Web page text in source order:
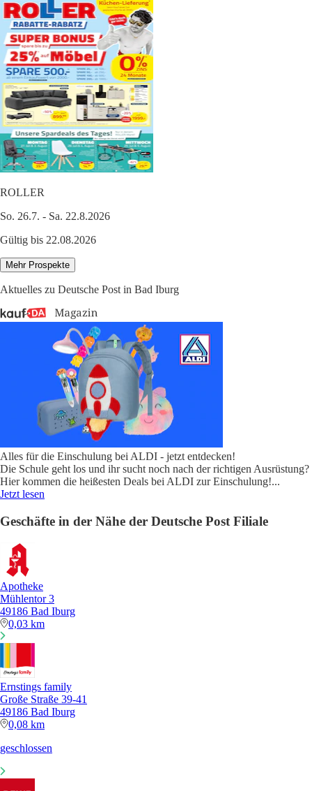
ROLLER
So. 26.7. - Sa. 22.8.2026
Gültig bis 22.08.2026
Mehr Prospekte
Aktuelles zu Deutsche Post in Bad Iburg
Alles für die Einschulung bei ALDI - jetzt entdecken!
Die Schule geht los und ihr sucht noch nach der richtigen Ausrüstung?
Hier kommen die heißesten Deals bei ALDI zur Einschulung!...
Jetzt lesen
Geschäfte in der Nähe der Deutsche Post Filiale
Apotheke
Mühlentor 3
49186 Bad Iburg
0,03 km
Ernstings family
Große Straße 39-41
49186 Bad Iburg
0,08 km
geschlossen